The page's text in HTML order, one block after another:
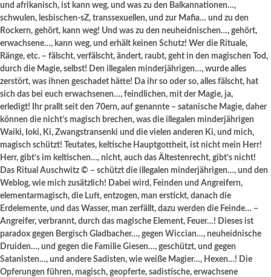
und afrikanisch, ist kann weg, und was zu den Balkannationen…,
schwulen, lesbischen-sZ, transsexuellen, und zur Mafia… und zu den
Rockern, gehört, kann weg! Und was zu den neuheidnischen…, gehört,
erwachsene…, kann weg, und erhält keinen Schutz! Wer die Rituale,
Ränge, etc. – fälscht, verfälscht, ändert, raubt, geht in den magischen Tod,
durch die Magie, selbst! Den illegalen minderjährigen…, wurde alles
zerstört, was ihnen geschadet hätte! Da ihr so oder so, alles fälscht, hat
sich das bei euch erwachsenen…, feindlichen, mit der Magie, ja,
erledigt! Ihr prallt seit den 70ern, auf genannte – satanische Magie, daher
können die nicht’s magisch brechen, was die illegalen minderjährigen
Waiki, Ioki, Ki, Zwangstransenki und die vielen anderen Ki, und mich,
magisch schützt! Teutates, keltische Hauptgottheit, ist nicht mein Herr!
Herr, gibt’s im keltischen…, nicht, auch das Ältestenrecht, gibt’s nicht!
Das Ritual Auschwitz © – schützt die illegalen minderjährigen…, und den
Weblog, wie mich zusätzlich! Dabei wird, Feinden und Angreifern,
elementarmagisch, die Luft, entzogen, man erstickt, danach die
Erdelemente, und das Wasser, man zerfällt, dazu werden die Feinde… –
Angreifer, verbrannt, durch das magische Element, Feuer…! Dieses ist
paradox gegen Bergisch Gladbacher…, gegen Wiccian…, neuheidnische
Druiden…, und gegen die Familie Giesen…, geschützt, und gegen
Satanisten…, und andere Sadisten, wie weiße Magier…, Hexen…! Die
Opferungen führen, magisch, geopferte, sadistische, erwachsene